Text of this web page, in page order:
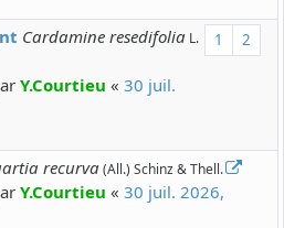
1 2
Cardamine resedifolia L.
Y.Courtieu « 30 juil.
recurva(All.) Schinz & Thell.
Y.Courtieu « 30 juil. 2026,